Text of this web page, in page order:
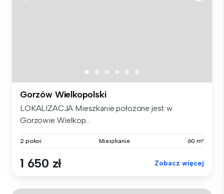
Gorzów Wielkopolski
LOKALIZACJA Mieszkanie położone jest w
Gorzowie Wielkop...
2 pokoi Mieszkanie 60 m²
1 650 zł Zobacz więcej